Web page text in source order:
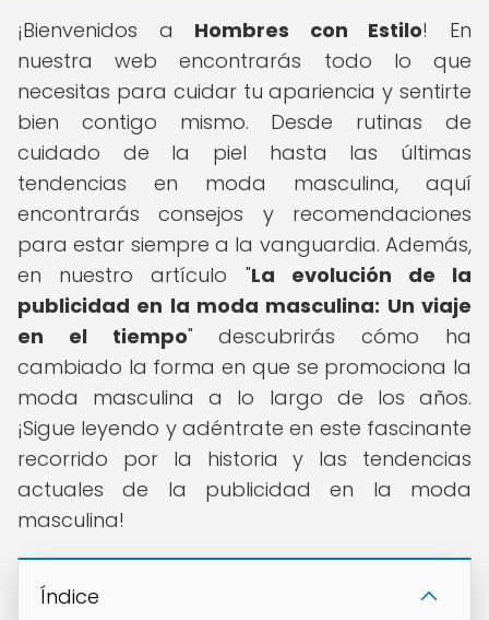
¡Bienvenidos a Hombres con Estilo! En
nuestra web encontrarás todo lo que
necesitas para cuidar tu apariencia y sentirte
bien contigo mismo. Desde rutinas de
cuidado de la piel hasta las últimas
tendencias en moda masculina, aquí
encontrarás consejos y recomendaciones
para estar siempre a la vanguardia. Además,
en nuestro artículo "La evolución de la
publicidad en la moda masculina: Un viaje
en el tiempo" descubrirás cómo ha
cambiado la forma en que se promociona la
moda masculina a lo largo de los años.
¡Sigue leyendo y adéntrate en este fascinante
recorrido por la historia y las tendencias
actuales de la publicidad en la moda
masculina!
Índice